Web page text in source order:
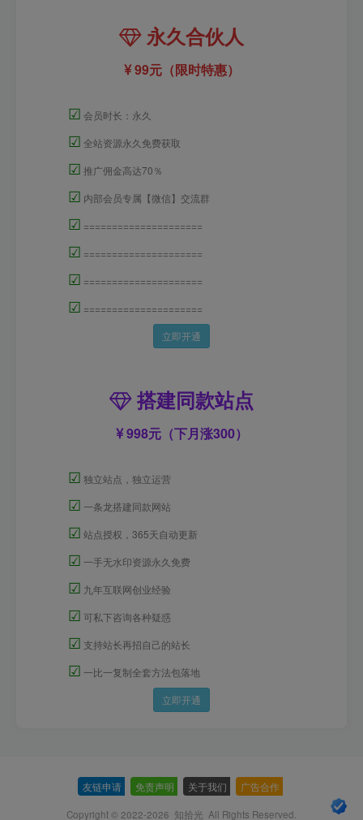
永久合伙人
99元（限时特惠）
☑ 会员时长：永久
☑ 全站资源永久免费获取
☑ 推广佣金高达70％
☑ 内部会员专属【微信】交流群
☑ =====================
☑ =====================
☑ =====================
☑ =====================
立即开通
搭建同款站点
998元（下月涨300）
☑ 独立站点，独立运营
☑ 一条龙搭建同款网站
☑ 站点授权，365天自动更新
☑ 一手无水印资源永久免费
☑ 九年互联网创业经验
☑ 可私下咨询各种疑惑
☑ 支持站长再招自己的站长
☑ 一比一复制全套方法包落地
立即开通
友链申请 免责声明 关于我们 广告合作
Copyright © 2022-2026 知拾光 All Rights Reserved.